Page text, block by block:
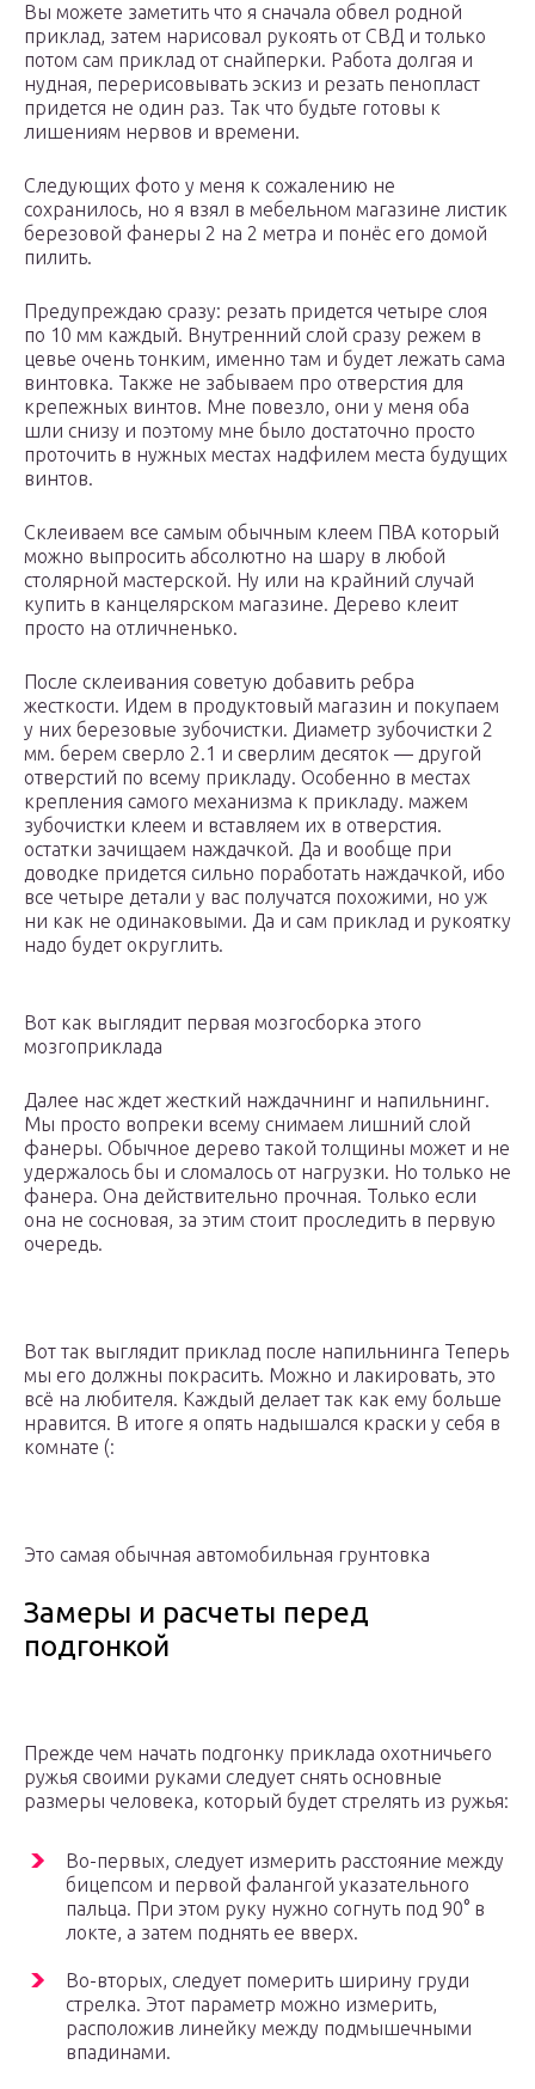
Вы можете заметить что я сначала обвел родной
приклад, затем нарисовал рукоять от СВД и только
потом сам приклад от снайперки. Работа долгая и
нудная, перерисовывать эскиз и резать пенопласт
придется не один раз. Так что будьте готовы к
лишениям нервов и времени.
Следующих фото у меня к сожалению не
сохранилось, но я взял в мебельном магазине листик
березовой фанеры 2 на 2 метра и понёс его домой
пилить.
Предупреждаю сразу: резать придется четыре слоя
по 10 мм каждый. Внутренний слой сразу режем в
цевье очень тонким, именно там и будет лежать сама
винтовка. Также не забываем про отверстия для
крепежных винтов. Мне повезло, они у меня оба
шли снизу и поэтому мне было достаточно просто
проточить в нужных местах надфилем места будущих
винтов.
Склеиваем все самым обычным клеем ПВА который
можно выпросить абсолютно на шару в любой
столярной мастерской. Ну или на крайний случай
купить в канцелярском магазине. Дерево клеит
просто на отличненько.
После склеивания советую добавить ребра
жесткости. Идем в продуктовый магазин и покупаем
у них березовые зубочистки. Диаметр зубочистки 2
мм. берем сверло 2.1 и сверлим десяток — другой
отверстий по всему прикладу. Особенно в местах
крепления самого механизма к прикладу. мажем
зубочистки клеем и вставляем их в отверстия.
остатки зачищаем наждачкой. Да и вообще при
доводке придется сильно поработать наждачкой, ибо
все четыре детали у вас получатся похожими, но уж
ни как не одинаковыми. Да и сам приклад и рукоятку
надо будет округлить.
Вот как выглядит первая мозгосборка этого
мозгоприклада
Далее нас ждет жесткий наждачнинг и напильнинг.
Мы просто вопреки всему снимаем лишний слой
фанеры. Обычное дерево такой толщины может и не
удержалось бы и сломалось от нагрузки. Но только не
фанера. Она действительно прочная. Только если
она не сосновая, за этим стоит проследить в первую
очередь.
Вот так выглядит приклад после напильнинга Теперь
мы его должны покрасить. Можно и лакировать, это
всё на любителя. Каждый делает так как ему больше
нравится. В итоге я опять надышался краски у себя в
комнате (:
Это самая обычная автомобильная грунтовка
Замеры и расчеты перед
подгонкой
Прежде чем начать подгонку приклада охотничьего
ружья своими руками следует снять основные
размеры человека, который будет стрелять из ружья:
Во-первых, следует измерить расстояние между
бицепсом и первой фалангой указательного
пальца. При этом руку нужно согнуть под 90° в
локте, а затем поднять ее вверх.
Во-вторых, следует померить ширину груди
стрелка. Этот параметр можно измерить,
расположив линейку между подмышечными
впадинами.